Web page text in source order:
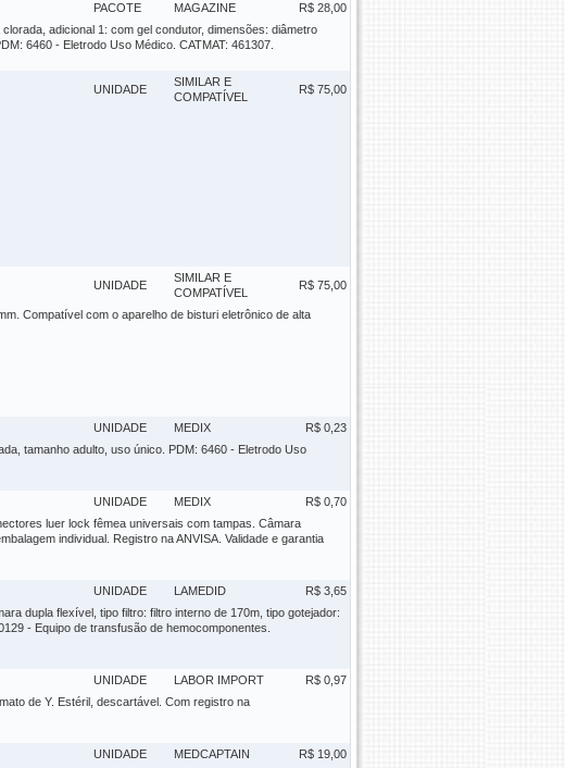
PACOTE MAGAZINE
R$ 28,00
adicional 1: com gel condutor, dimensões: diâmetro
6460 - Eletrodo Uso Médico. CATMAT: 461307.
UNIDADE
SIMILAR E
COMPATÍVEL
R$ 75,00
UNIDADE
SIMILAR E
COMPATÍVEL
R$ 75,00
Compatível com o aparelho de bisturi eletrônico de alta
UNIDADE MEDIX
R$ 0,23
tamanho adulto, uso único. PDM: 6460 - Eletrodo Uso
UNIDADE MEDIX
R$ 0,70
luer lock fêmea universais com tampas. Câmara
individual. Registro na ANVISA. Validade e garantia
UNIDADE LAMEDID
R$ 3,65
dupla flexível, tipo filtro: filtro interno de 170m, tipo gotejador:
- Equipo de transfusão de hemocomponentes.
UNIDADE LABOR IMPORT
R$ 0,97
de Y. Estéril, descartável. Com registro na
UNIDADE MEDCAPTAIN
R$ 19,00